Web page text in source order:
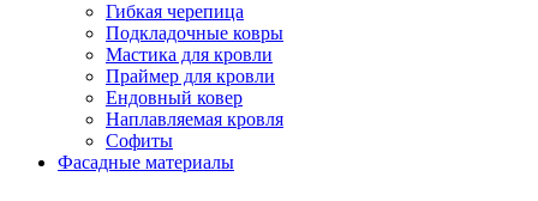
Гибкая черепица
Подкладочные ковры
Мастика для кровли
Праймер для кровли
Ендовный ковер
Наплавляемая кровля
Софиты
Фасадные материалы